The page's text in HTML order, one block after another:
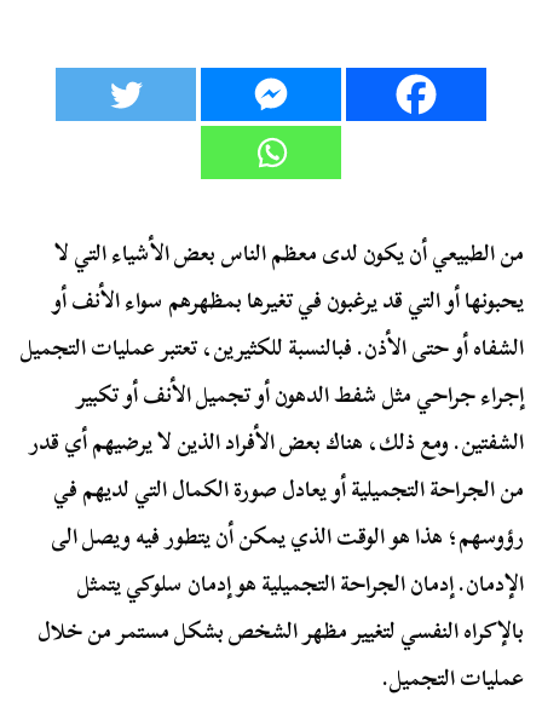
من الطبيعي أن يكون لدى معظم الناس بعض الأشياء التي لا
يحبونها أو التي قد يرغبون في تغيرها بمظهرهم سواء الأنف أو
الشفاه أو حتى الأذن. فبالنسبة للكثيرين، تعتبر عمليات التجميل
إجراء جراحي مثل شفط الدهون أو تجميل الأنف أو تكبير
الشفتين. ومع ذلك، هناك بعض الأفراد الذين لا يرضيهم أي قدر
من الجراحة التجميلية أو يعادل صورة الكمال التي لديهم في
رؤوسهم؛ هذا هو الوقت الذي يمكن أن يتطور فيه ويصل الى
الإدمان. إدمان الجراحة التجميلية هو إدمان سلوكي يتمثل
بالإكراه النفسي لتغيير مظهر الشخص بشكل مستمر من خلال
عمليات التجميل.